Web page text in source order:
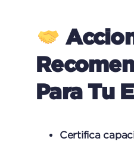
Para Tu
Certifica